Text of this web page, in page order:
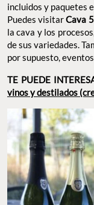
incluidos y paquetes
Puedes visitarCava
la cava y los
de sus variedades.
por supuesto,
TE PUEDE
vinos y destilados